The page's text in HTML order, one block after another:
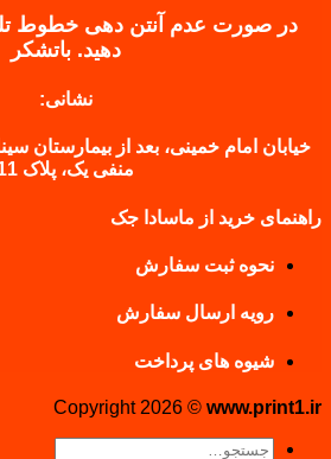
در صورت عدم آنتن دهی خطوط
دهید.باتشکر
نشانی:
خیابان امام خمینی، بعد از بیمارستان
منفی یک، پلاک 11
راهنمای خرید از ماسادا جک
نحوه ثبت سفارش
رویه ارسال سفارش
شیوه های پرداخت
Copyright 2026 © www.print1.ir
جستجو